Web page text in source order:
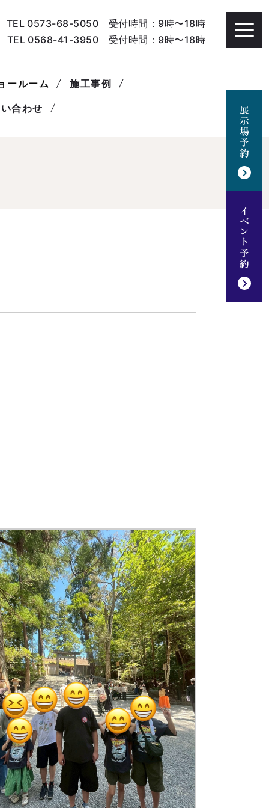
TEL 0573-68-5050 受付時間：9時〜18時
TEL 0568-41-3950 受付時間：9時〜18時
ールーム 施工事例
合わせ